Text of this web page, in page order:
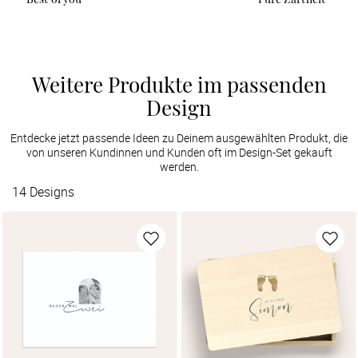
Weitere Produkte im passenden
Design
Entdecke jetzt passende Ideen zu Deinem ausgewählten Produkt, die
von unseren Kundinnen und Kunden oft im Design-Set gekauft
werden.
14 Designs